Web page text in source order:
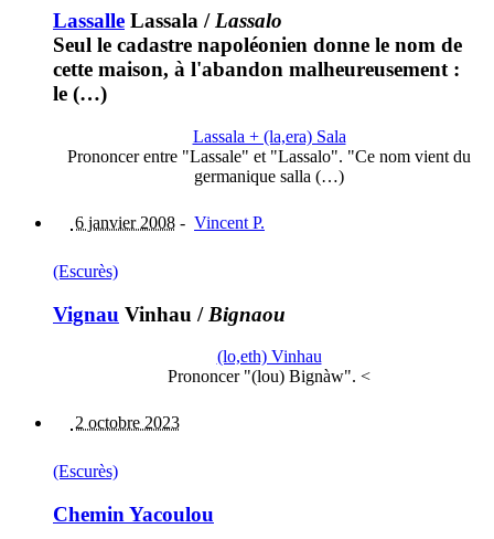
Lassalle Lassala /Lassalo
Seul le cadastre napoléonien donne le nom de
cette maison, à l'abandon malheureusement :
le (…)
Lassala + (la,era) Sala
Prononcer entre "Lassale" et "Lassalo". "Ce nom vient du
germanique salla (…)
6 janvier 2008 - Vincent P.
(Escurès)
Vignau Vinhau / Bignaou
(lo,eth) Vinhau
Prononcer "(lou) Bignàw". <
2 octobre 2023
(Escurès)
Chemin Yacoulou